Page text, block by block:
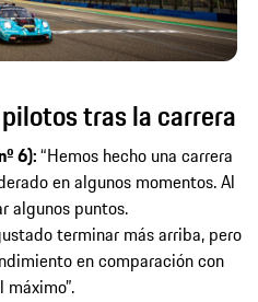
tras la carrera
6):“Hemos hecho una carrera
en algunos momentos. Al
algunos puntos.
terminar más arriba, pero
en comparación con